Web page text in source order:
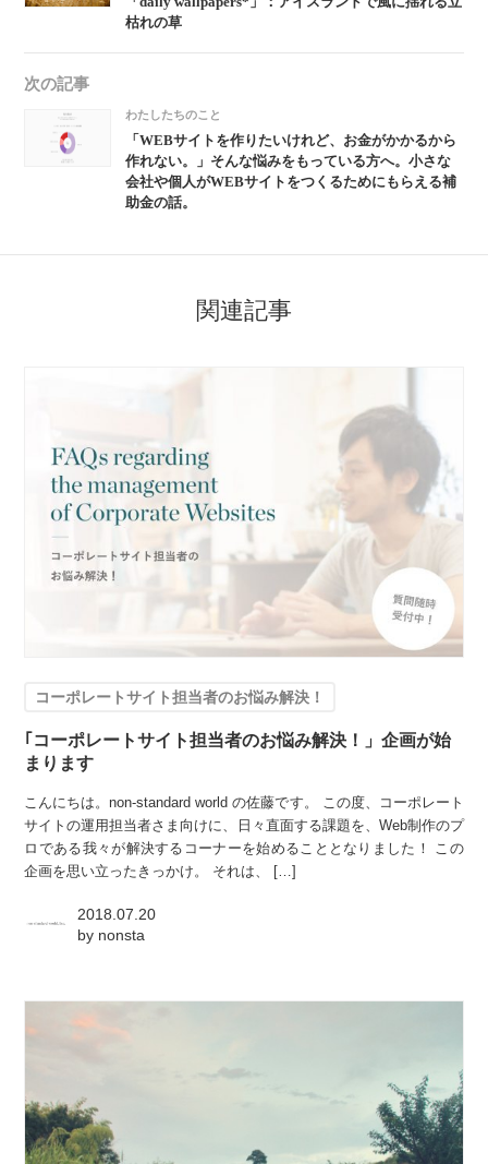
枯れの草
次の記事
わたしたちのこと
「WEBサイトを作りたいけれど、お金がかかるから
作れない。」そんな悩みをもっている方へ。小さな
会社や個人がWEBサイトをつくるためにもらえる補
助金の話。
関連記事
コーポレートサイト担当者のお悩み解決！
｢コーポレートサイト担当者のお悩み解決！」企画が始
まります
こんにちは。non-standard world の佐藤です。 この度、コーポレート
サイトの運用担当者さま向けに、日々直面する課題を、Web制作のプ
ロである我々が解決するコーナーを始めることとなりました！ この
企画を思い立ったきっかけ。 それは、 […]
2018.07.20
by nonsta